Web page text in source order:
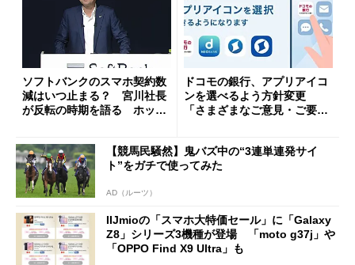
ソフトバンクのスマホ契約数
減はいつ止まる？ 宮川社長
が反転の時期を語る ホッピ
ドコモの銀行、アプリアイコ
ンを選べるよう方針変更
「さまざまなご意見・ご要望
【競馬民騒然】鬼バズ中の“3連単連発サイ
ト”をガチで使ってみた
AD（ルーツ）
IIJmioの「スマホ大特価セール」に「Galaxy
Z8」シリーズ3機種が登場 「moto g37j」や
「OPPO Find X9 Ultra」も